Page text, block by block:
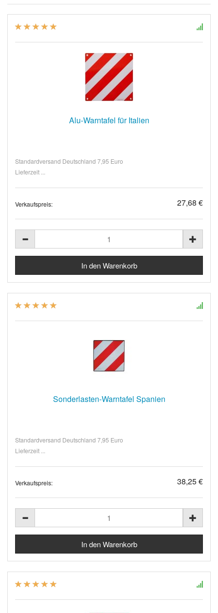
Alu-Warntafel für Italien
Standardversand Deutschland 7,95 Euro
Lieferzeit ...
Verkaufspreis: 27,68 €
Sonderlasten-Warntafel Spanien
Standardversand Deutschland 7,95 Euro
Lieferzeit ...
Verkaufspreis: 38,25 €